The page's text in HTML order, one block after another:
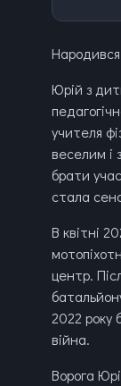
Народився
Юрій з
учителя
веселим і
брати
стала
В квітні
центр.
2022 року
війна.
Ворога